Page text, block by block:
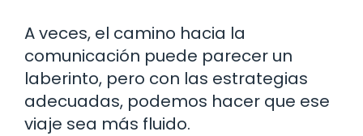
A veces, el camino hacia la
comunicación puede parecer un
laberinto, pero con las estrategias
adecuadas, podemos hacer que ese
viaje sea más fluido.